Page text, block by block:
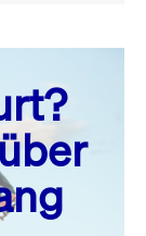
SO.
1
2
8